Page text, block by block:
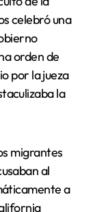
celebró una
orden de
por la jueza
la
migrantes
al
a